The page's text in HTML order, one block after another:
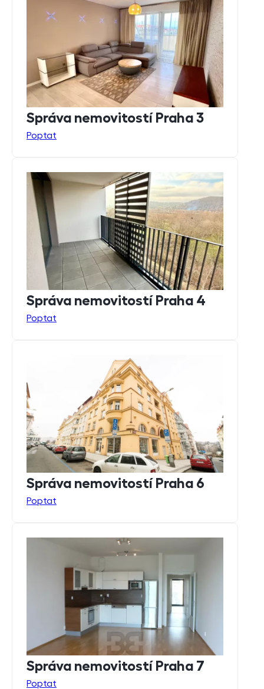
Správa nemovitostí Praha 3
Poptat
Správa nemovitostí Praha 4
Poptat
Správa nemovitostí Praha 6
Poptat
Správa nemovitostí Praha 7
Poptat